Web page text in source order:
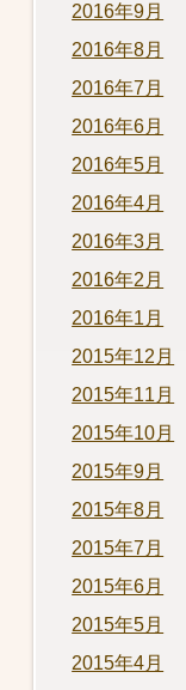
2016年9月
2016年8月
2016年7月
2016年6月
2016年5月
2016年4月
2016年3月
2016年2月
2016年1月
2015年12月
2015年11月
2015年10月
2015年9月
2015年8月
2015年7月
2015年6月
2015年5月
2015年4月